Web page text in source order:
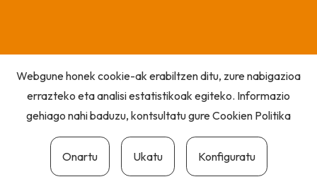
Webgune honek cookie-ak erabiltzen ditu, zure nabigazioa
errazteko eta analisi estatistikoak egiteko. Informazio
gehiago nahi baduzu, kontsultatu gureCookien Politika
Onartu Ukatu Konfiguratu